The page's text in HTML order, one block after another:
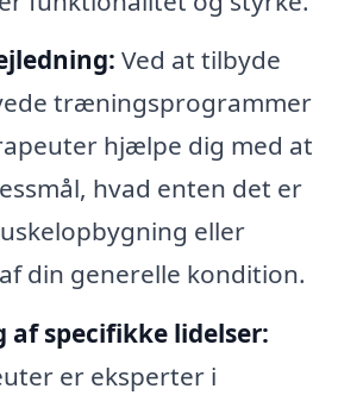
Ved at tilbyde
træningsprogrammer
hjælpe dig med at
hvad enten det er
eller
din generelle kondition.
af specifikke lidelser:
er eksperter i